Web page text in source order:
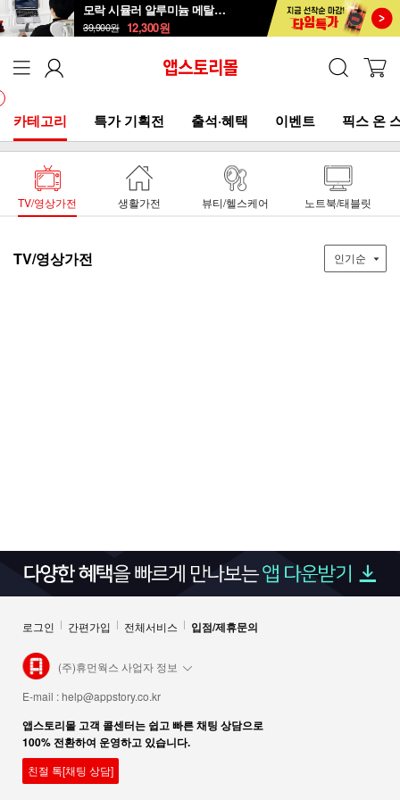
모락 시뮬러 알루미늄 메탈 접이식 노트북 거치대S
39,900원 12,300원
카테고리 특가 기획전 출석·혜택 이벤트 픽스 온
TV/영상가전 생활가전 뷰티/헬스케어 노트북/태블릿
TV/영상가전
로그인 간편가입 전체서비스 입점/제휴문의
(주)휴먼웍스 사업자 정보
E-mail :help@appstory.co.kr
앱스토리몰 고객 콜센터는 쉽고 빠른 채팅 상담으로
100% 전환하여 운영하고 있습니다.
친절 톡[채팅 상담]